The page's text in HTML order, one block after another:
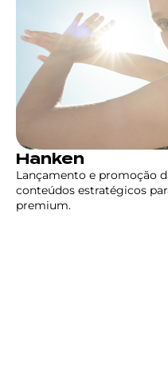
Hanken
Lançamento e promoção
conteúdos estratégicos
premium.